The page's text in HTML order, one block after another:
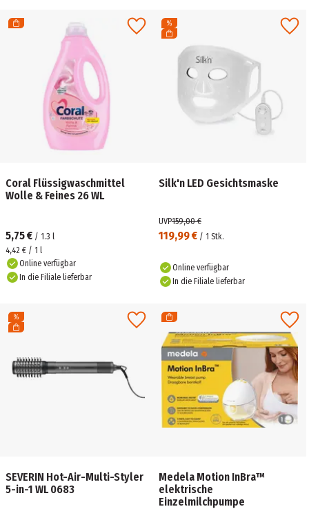
Coral Flüssigwaschmittel
Wolle & Feines 26 WL
5,75 € / 1.3 l
4,42 € / 1 l
Online verfügbar
In die Filiale lieferbar
Silk'n LED Gesichtsmaske
119,99 € / 1 Stk.
UVP159,00 €
Online verfügbar
In die Filiale lieferbar
SEVERIN Hot-Air-Multi-Styler
5-in-1 WL 0683
Medela Motion InBra™
elektrische
Einzelmilchpumpe